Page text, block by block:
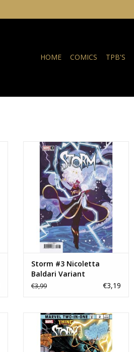
HOME COMICS TPB'S
Storm #3 Nicoletta Baldari
Variant
TOEVOEGEN AAN WINKELWAGEN
Storm #3 Nicoletta
Baldari Variant
€3,99 €3,19
Storm #2 Sara Pichelli Marvel
Two-in-One Variant
TOEVOEGEN AAN WINKELWAGEN